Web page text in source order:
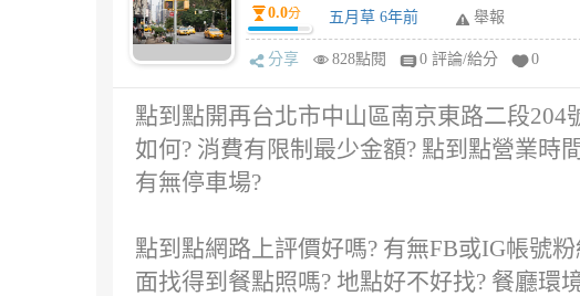
0.0分 五月草 6年前 舉報
分享 828點閱 0 評論/給分 0
點到點開再台北市中山區南京東路二段204
如何? 消費有限制最少金額? 點到點營業時
有無停車場?
點到點網路上評價好嗎? 有無FB或IG帳號
面找得到餐點照嗎? 地點好不好找? 餐廳環